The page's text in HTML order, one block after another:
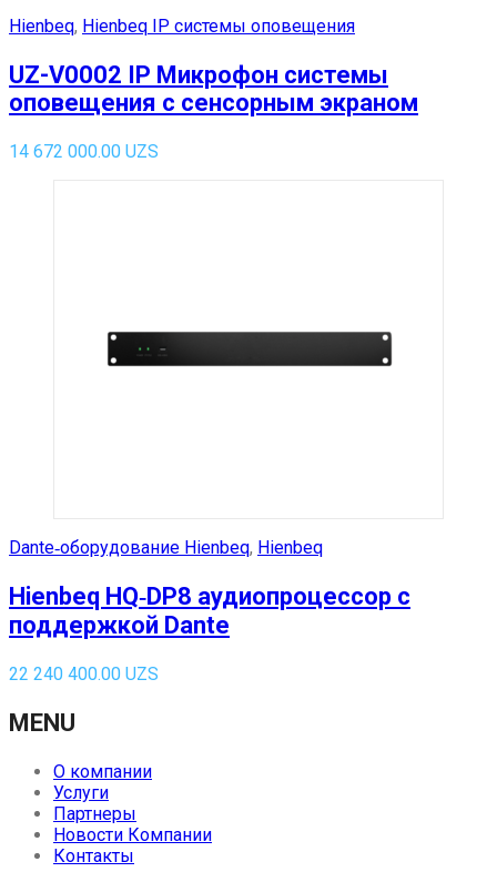
Hienbeq, Hienbeq IP системы оповещения
UZ-V0002 IP Микрофон системы
оповещения с сенсорным экраном
14 672 000.00 UZS
Dante‑оборудование Hienbeq, Hienbeq
Hienbeq HQ‑DP8 аудиопроцессор с
поддержкой Dante
22 240 400.00 UZS
MENU
О компании
Услуги
Партнеры
Новости Компании
Контакты